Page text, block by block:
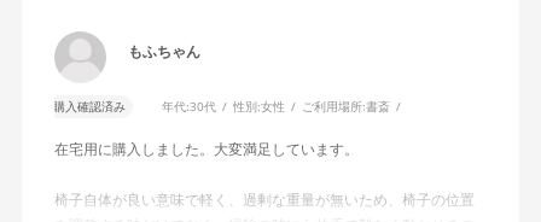
もふちゃん
購入確認済み 年代:30代 性別:女性 ご利用場所:書斎
在宅用に購入しました。大変満足しています。
椅子自体が良い意味で軽く、過剰な重量が無いため、椅子の位置